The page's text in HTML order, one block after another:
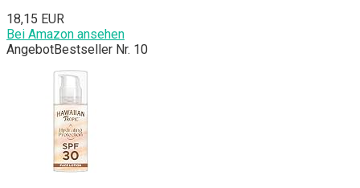
18,15 EUR
Bei Amazon ansehen
AngebotBestseller Nr. 10